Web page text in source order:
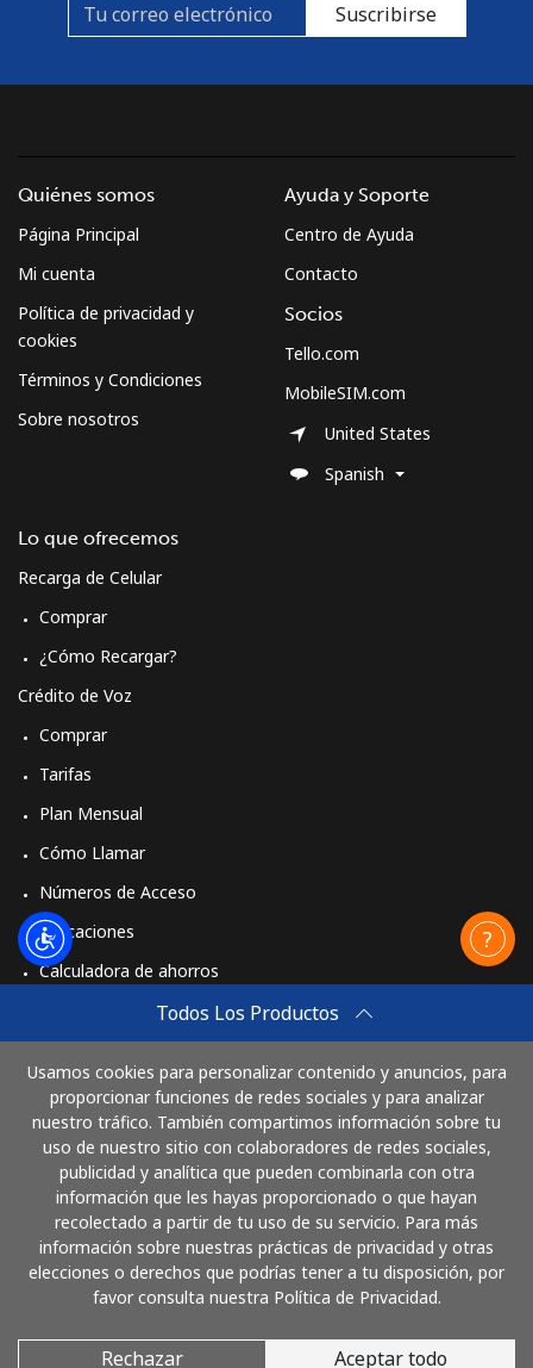
Suscribirse
Todos Los Productos
Usamos cookies para personalizar contenido y anuncios, para
proporcionar funciones de redes sociales y para analizar
nuestro tráfico. También compartimos información sobre tu
uso de nuestro sitio con colaboradores de redes sociales,
publicidad y analítica que pueden combinarla con otra
información que les hayas proporcionado o que hayan
recolectado a partir de tu uso de su servicio. Para más
información sobre nuestras prácticas de privacidad y otras
elecciones o derechos que podrías tener a tu disposición, por
favor consulta nuestra Política de Privacidad.
Rechazar Aceptar todo
Quiénes somos
Página Principal
Mi cuenta
Política de privacidad y
cookies
Términos y Condiciones
Sobre nosotros
Lo que ofrecemos
Recarga de Celular
Comprar
¿Cómo Recargar?
Crédito de Voz
Comprar
Tarifas
Plan Mensual
Cómo Llamar
Números de Acceso
Aplicaciones
Calculadora de ahorros
Comprar
Cómo funciona
Ayuda y Soporte
Centro de Ayuda
Contacto
Socios
Tello.com
MobileSIM.com
United States
Spanish
Paga con
© 2026 LlamaCostaRica